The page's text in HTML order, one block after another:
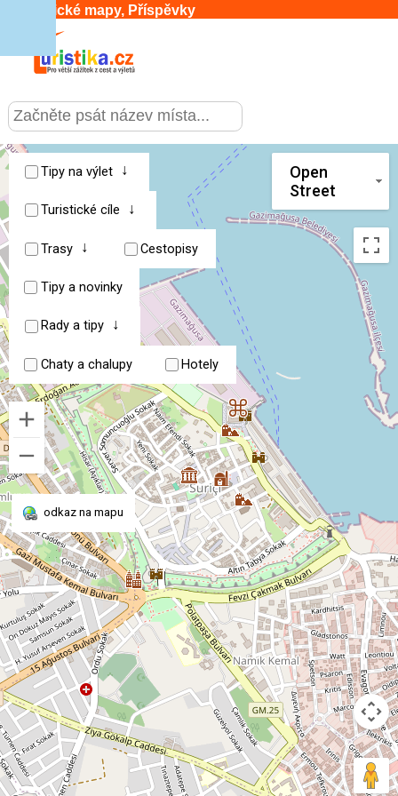
Turistické mapy, Příspěvky
CESTOVÁNÍ
SLUŽBY & DOPRAVA ›
PRO TURISTY ›
MOJE TURISTIKA ›
Tipy na výlet ↓
Turistické cíle ↓
Trasy ↓ Cestopisy
Tipy a novinky
Rady a tipy ↓
Chaty a chalupy Hotely
Open
Street
odkaz na mapu